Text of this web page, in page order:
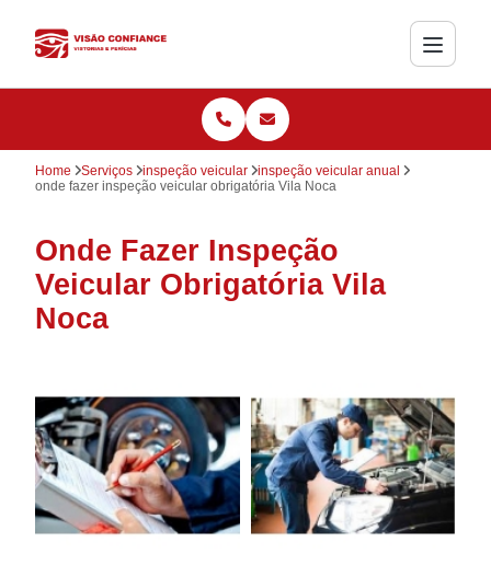
Home Serviços inspeção veicular
inspeção veicular anual
onde fazer inspeção veicular obrigatória Vila Noca
Onde Fazer Inspeção
Veicular Obrigatória Vila
Noca